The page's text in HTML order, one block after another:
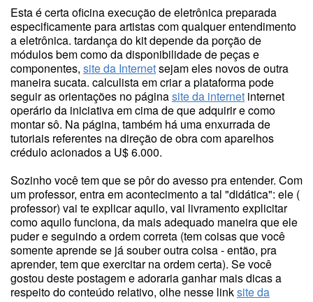
Esta é certa oficina execução de eletrônica preparada
especificamente para artistas com qualquer entendimento
a eletrônica. tardança do kit depende da porção de
módulos bem como da disponibilidade de peças e
componentes, site da Internetsejam eles novos de outra
maneira sucata. calculista em criar a plataforma pode
seguir as orientações no páginasite da internet internet
operário da iniciativa em cima de que adquirir e como
montar sô. Na página, também há uma enxurrada de
tutoriais referentes na direção de obra com aparelhos
crédulo acionados a U$ 6.000.
Sozinho você tem que se pôr do avesso pra entender. Com
um professor, entra em acontecimento a tal "didática": ele (
professor) vai te explicar aquilo, vai livramento explicitar
como aquilo funciona, da mais adequado maneira que ele
puder e seguindo a ordem correta (tem coisas que você
somente aprende se já souber outra coisa - então, pra
aprender, tem que exercitar na ordem certa). Se você
gostou deste postagem e adoraria ganhar mais dicas a
respeito do conteúdo relativo, olhe nesse linksite da